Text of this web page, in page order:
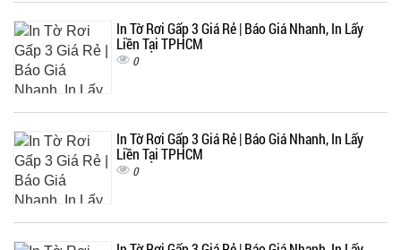
In Tờ Rơi Gấp 3 Giá Rẻ | Báo Giá Nhanh, In Lấy
Liền Tại TPHCM
0
In Tờ Rơi Gấp 3 Giá Rẻ | Báo Giá Nhanh, In Lấy
Liền Tại TPHCM
0